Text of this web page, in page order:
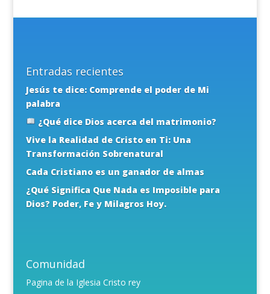
Entradas recientes
Jesús te dice: Comprende el poder de Mi
palabra
¿Qué dice Dios acerca del matrimonio?
Vive la Realidad de Cristo en Ti: Una
Transformación Sobrenatural
Cada Cristiano es un ganador de almas
¿Qué Significa Que Nada es Imposible para
Dios? Poder, Fe y Milagros Hoy.
Comunidad
Pagina de la Iglesia Cristo rey